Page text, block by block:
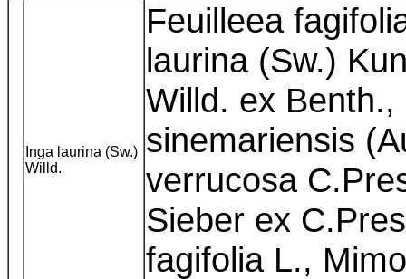
Inga laurina (Sw.)
Willd.
Feuilleea
laurina (Sw.)
Willd. ex
sinemariensis
verrucosa
Sieber ex
fagifolia L.,